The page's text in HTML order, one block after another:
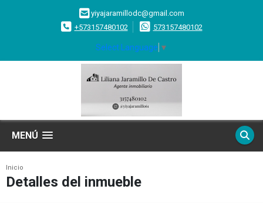
yiyajaramillodc@gmail.com
+573157480102
573157480102
Select Language ▼
MENÚ
Inicio
Detalles del inmueble